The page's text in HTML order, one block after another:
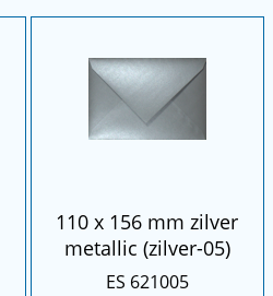
110 x 156 mm zilver
metallic (zilver-05)
ES 621005